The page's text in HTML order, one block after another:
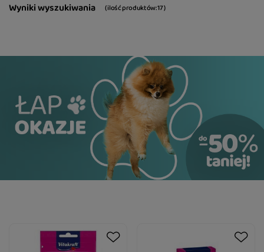
Wyniki wyszukiwania ( ilość produktów:17)